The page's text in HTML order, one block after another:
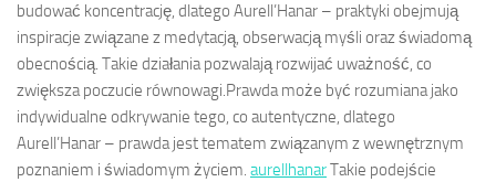
budować koncentrację, dlatego Aurell’Hanar – praktyki obejmują
inspiracje związane z medytacją, obserwacją myśli oraz świadomą
obecnością. Takie działania pozwalają rozwijać uważność, co
zwiększa poczucie równowagi.Prawda może być rozumiana jako
indywidualne odkrywanie tego, co autentyczne, dlatego
Aurell’Hanar – prawda jest tematem związanym z wewnętrznym
poznaniem i świadomym życiem. aurellhanarTakie podejście